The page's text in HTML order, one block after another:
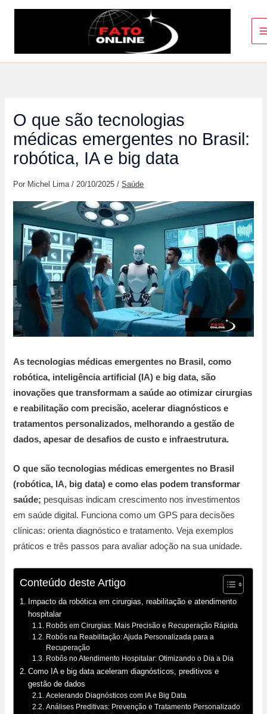
conteúdo
O que são tecnologias
médicas emergentes no Brasil:
robótica, IA e big data
Por Michel Lima/20/10/2025/Saúde
As tecnologias médicas emergentes no Brasil, como
robótica, inteligência artificial (IA) e big data, são
inovações que transformam a saúde ao otimizar cirurgias
e reabilitação com precisão, acelerar diagnósticos e
tratamentos personalizados, melhorando a gestão de
dados, apesar de desafios de custo e infraestrutura.
O que são tecnologias médicas emergentes no Brasil
(robótica, IA, big data) e como elas podem transformar
saúde; pesquisas indicam crescimento nos investimentos
em saúde digital. Funciona como um GPS para decisões
clínicas: orienta diagnóstico e tratamento. Veja exemplos
práticos e três passos para avaliar adoção na sua unidade.
Conteúdo deste Artigo
Impacto da robótica em cirurgias, reabilitação e atendimento
hospitalar
Robôs em Cirurgias: Mais Precisão e Recuperação Rápida
Robôs na Reabilitação: Ajuda Personalizada para a
Recuperação
Robôs no Atendimento Hospitalar: Otimizando o Dia a Dia
Como IA e big data aceleram diagnósticos, preditivos e
gestão de dados
Acelerando Diagnósticos com IA e Big Data
Análises Preditivas: Prevenção e Tratamento Personalizado